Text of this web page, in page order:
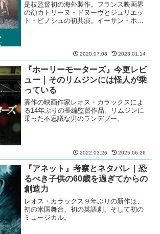
是枝監督初の海外製作。フランス映画界
の顔カトリーヌ・ドヌーヴとジュリエッ
ト・ビノシュの初共演。イーサン・ホー
2020.07.08 2023.01.14
『ホーリーモーターズ』今更レビ
ュー｜そのリムジンには怪人が乗
っている
寡作の映画作家レオス・カラックスによ
る14年ぶりの長編監督作品。リムジンに
乗った不思議な男のランデブー。
2022.03.26 2025.06.26
『アネット』考察とネタバレ｜恐
るべき子供の60歳を過ぎてからの
創造力
レオス・カラックス９年ぶりの新作は、
初の米国舞台、初の英語劇、そして初の
ミュージカル。